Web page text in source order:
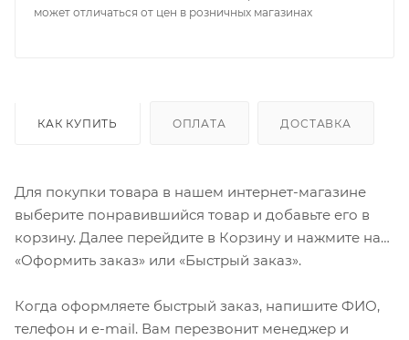
может отличаться от цен в розничных магазинах
КАК КУПИТЬ ОПЛАТА ДОСТАВКА
Для покупки товара в нашем интернет-магазине
выберите понравившийся товар и добавьте его в
корзину. Далее перейдите в Корзину и нажмите на
«Оформить заказ» или «Быстрый заказ».
Когда оформляете быстрый заказ, напишите ФИО,
телефон и e-mail. Вам перезвонит менеджер и